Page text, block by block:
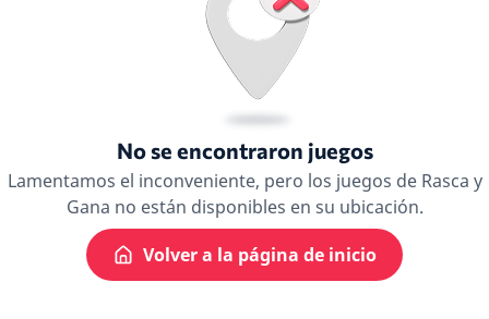
No se encontraron juegos
Lamentamos el inconveniente, pero los juegos de Rasca y
Gana no están disponibles en su ubicación.
Volver a la página de inicio